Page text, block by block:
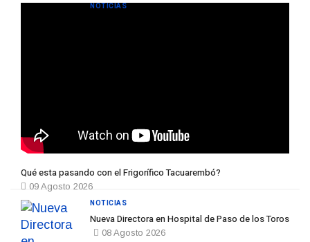
Qué esta pasando con el Frigorífico Tacuarembó?
09 Agosto 2026
NOTICIAS
Nueva Directora en Hospital de Paso de los Toros
08 Agosto 2026
NOTICIAS